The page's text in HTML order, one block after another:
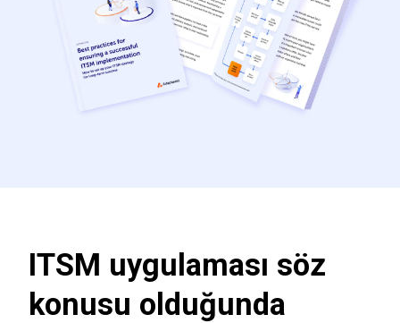
ITSM uygulaması söz
konusu olduğunda